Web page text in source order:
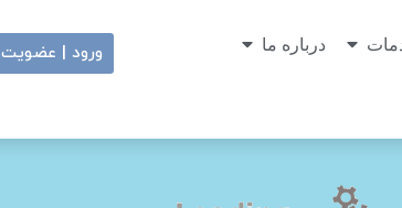
درباره ما ورود | عضویت